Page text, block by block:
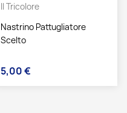
Il Tricolore
Nastrino Pattugliatore
Scelto
Prezzo
5,00 €